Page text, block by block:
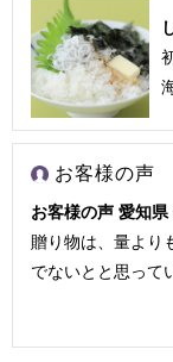
お客様の声
お客様の声 愛知県
贈り物は、量より
でないとと思って